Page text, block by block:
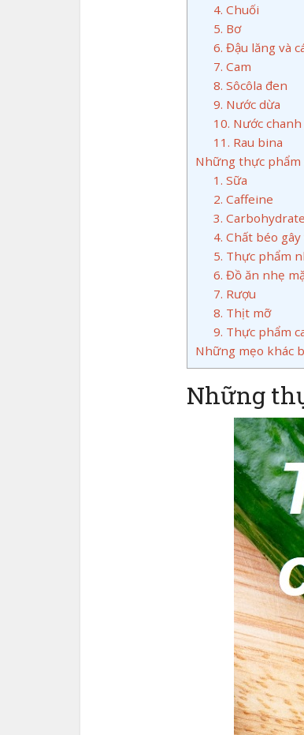
4. Chuối
5. Bơ
6. Đậu lăng và
7. Cam
8. Sôcôla đen
9. Nước dừa
10. Nước chanh
11. Rau bina
Những thực phẩm
1. Sữa
2. Caffeine
3.
4. Chất béo
5. Thực phẩm
6. Đồ ăn nhẹ
7. Rượu
8. Thịt mỡ
9. Thực phẩm
Những mẹo khác
Những